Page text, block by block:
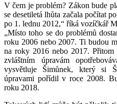
V čem je problém? Zákon bude
se desetiletá lhůta začala počítat
po 1. lednu 2012,“ říká vozíčkář
„Místo toho se do problémů
roku 2006 nebo 2007. Ti budou
na roky 2016 nebo 2017. Přitom
zvláštním úpravám
vysvětluje Šimůnek, který si
úpravami pořídil v roce 2008.
roku 2018.